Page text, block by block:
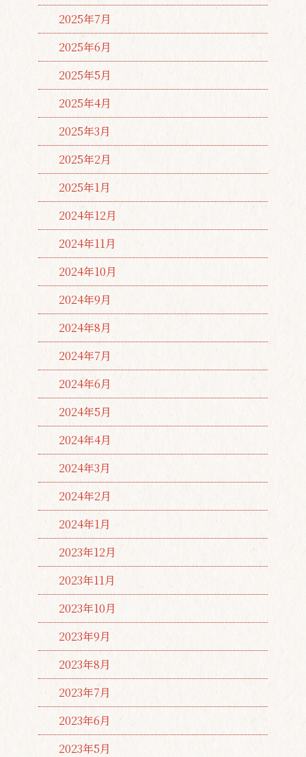
2025年7月
2025年6月
2025年5月
2025年4月
2025年3月
2025年2月
2025年1月
2024年12月
2024年11月
2024年10月
2024年9月
2024年8月
2024年7月
2024年6月
2024年5月
2024年4月
2024年3月
2024年2月
2024年1月
2023年12月
2023年11月
2023年10月
2023年9月
2023年8月
2023年7月
2023年6月
2023年5月